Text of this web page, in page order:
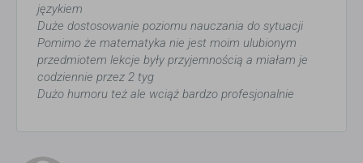
językiem
Duże dostosowanie poziomu nauczania do sytuacji
Pomimo że matematyka nie jest moim ulubionym
przedmiotem lekcje były przyjemnością a miałam je
codziennie przez 2 tyg
Dużo humoru też ale wciąż bardzo profesjonalnie